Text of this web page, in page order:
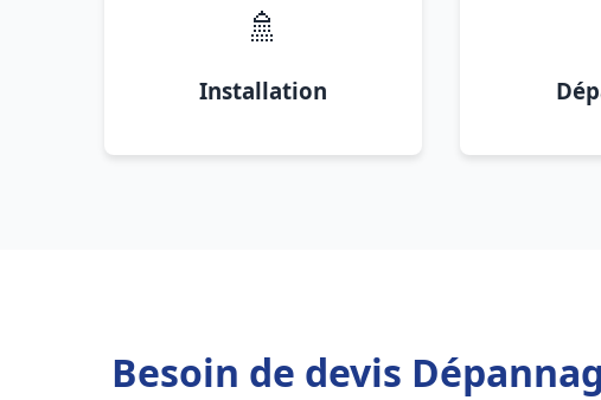
🚿
Installation
Besoin de devis